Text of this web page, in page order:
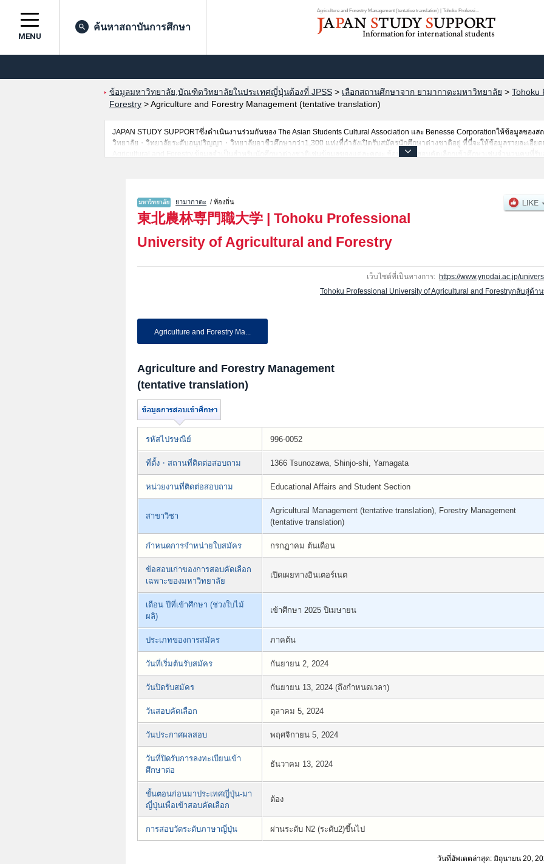
Agriculture and Forestry Management (tentative translation) | Tohoku Professi...
MENU
ค้นหาสถาบันการศึกษา
ข้อมูลมหาวิทยาลัย,บัณฑิตวิทยาลัยในประเทศญี่ปุ่นต้องที่ JPSS > เลือกสถานศึกษาจาก ยามากาตะมหาวิทยาลัย > Tohoku
Forestry > Agriculture and Forestry Management (tentative translation)
JAPAN STUDY SUPPORTซึ่งดำเนินงานร่วมกันของ The Asian Students Cultural Association และ Benesse Corporationให้ข้อมูลข
วิทยาลัย・วิทยาลัยระดับอนุปริญญา・วิทยาลัยอาชีวศึกษากว่า1,300 แห่งที่กำลังเปิดรับสมัครนักศึกษาต่างชาติอยู่ ที่นี่จะให้ข้อมูลรายละเอียด
Agricultural and Forestry,ข้อมูลจำเป็นสำหรับนักศึกษาต่างชาติเช่นข้อมูลของแต่ละคณะ,ข้อมูลการสอบคัดเลือกเข้าศึกษาเช่นจำนวนคนที่
ยามากาตะ / ท้องถิ่น
東北農林専門職大学 | Tohoku Professional
University of Agricultural and Forestry
เว็บไซต์ที่เป็นทางการ: https://www.ynodai.ac.jp/
Tohoku Professional University of Agricultural and Forestryกลับสู่ด้า
Agriculture and Forestry Ma...
Agriculture and Forestry Management
(tentative translation)
รหัสไปรษณีย์ 996-0052
ที่ตั้ง・สถานที่ติดต่อสอบถาม 1366 Tsunozawa, Shinjo-shi, Yamagata
หน่วยงานที่ติดต่อสอบถาม Educational Affairs and Student Section
สาขาวิชา
Agricultural Management (tentative translation), Forestry Management
(tentative translation)
กำหนดการจำหน่ายใบสมัคร กรกฏาคม ต้นเดือน
ข้อสอบเก่าของการสอบคัดเลือก
เฉพาะของมหาวิทยาลัย
เปิดเผยทางอินเตอร์เนต
เดือน ปีที่เข้าศึกษา (ช่วงใบไม้
ผลิ)
เข้าศึกษา 2025 ปีเมษายน
ประเภทของการสมัคร ภาคต้น
วันที่เริ่มต้นรับสมัคร กันยายน 2, 2024
วันปิดรับสมัคร กันยายน 13, 2024 (ถึงกำหนดเวลา)
วันสอบคัดเลือก ตุลาคม 5, 2024
วันประกาศผลสอบ พฤศจิกายน 5, 2024
วันที่ปิดรับการลงทะเบียนเข้า
ศึกษาต่อ
ธันวาคม 13, 2024
ขั้นตอนก่อนมาประเทศญี่ปุ่น-มา
ญี่ปุ่นเพื่อเข้าสอบคัดเลือก
ต้อง
การสอบวัดระดับภาษาญี่ปุ่น ผ่านระดับ N2 (ระดับ2)ขึ้นไป
วันที่อัพเดตล่าสุด: มิถุนายน 20,